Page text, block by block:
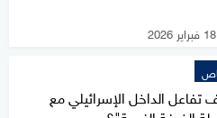
18 فبراير 2026
تفاعل الداخل الإسرائيلي مع